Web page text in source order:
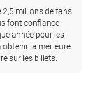
2,5 millions de fans
font confiance
année pour les
obtenir la meilleure
sur les billets.